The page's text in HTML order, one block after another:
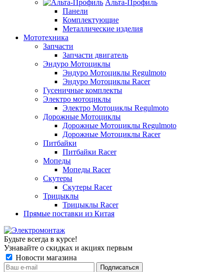
Альта-Профиль
Панели
Комплектующие
Металлические изделия
Мототехника
Запчасти
Запчасти двигатель
Эндуро Мотоциклы
Эндуро Мотоциклы Regulmoto
Эндуро Мотоциклы Racer
Гусеничные комплекты
Электро мотоциклы
Электро Мотоциклы Regulmoto
Дорожные Мотоциклы
Дорожные Мотоциклы Regulmoto
Дорожные Мотоциклы Racer
Питбайки
Питбайки Racer
Мопеды
Мопеды Racer
Скутеры
Скутеры Racer
Трицыклы
Трицыклы Racer
Прямые поставки из Китая
Будьте всегда в курсе!
Узнавайте о скидках и акциях первым
Новости магазина